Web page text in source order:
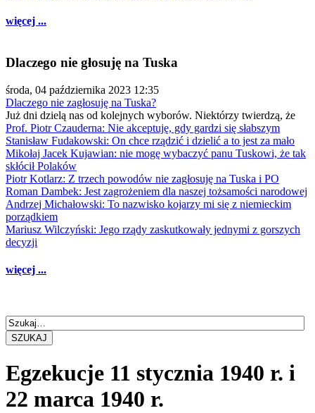
więcej ...
Dlaczego nie głosuję na Tuska
środa, 04 października 2023 12:35
Dlaczego nie zagłosuję na Tuska?
Już dni dzielą nas od kolejnych wyborów. Niektórzy twierdzą, że
Prof. Piotr Czauderna: Nie akceptuję, gdy gardzi się słabszym
Stanisław Fudakowski: On chce rządzić i dzielić a to jest za mało
Mikołaj Jacek Kujawian: nie mogę wybaczyć panu Tuskowi, że tak
skłócił Polaków
Piotr Kotlarz: Z trzech powodów nie zagłosuję na Tuska i PO
Roman Dambek: Jest zagrożeniem dla naszej tożsamości narodowej
Andrzej Michałowski: To nazwisko kojarzy mi się z niemieckim
porządkiem
Mariusz Wilczyński: Jego rządy zaskutkowały jednymi z gorszych
decyzji
więcej ...
SZUKAJ
Egzekucje 11 stycznia 1940 r. i
22 marca 1940 r.